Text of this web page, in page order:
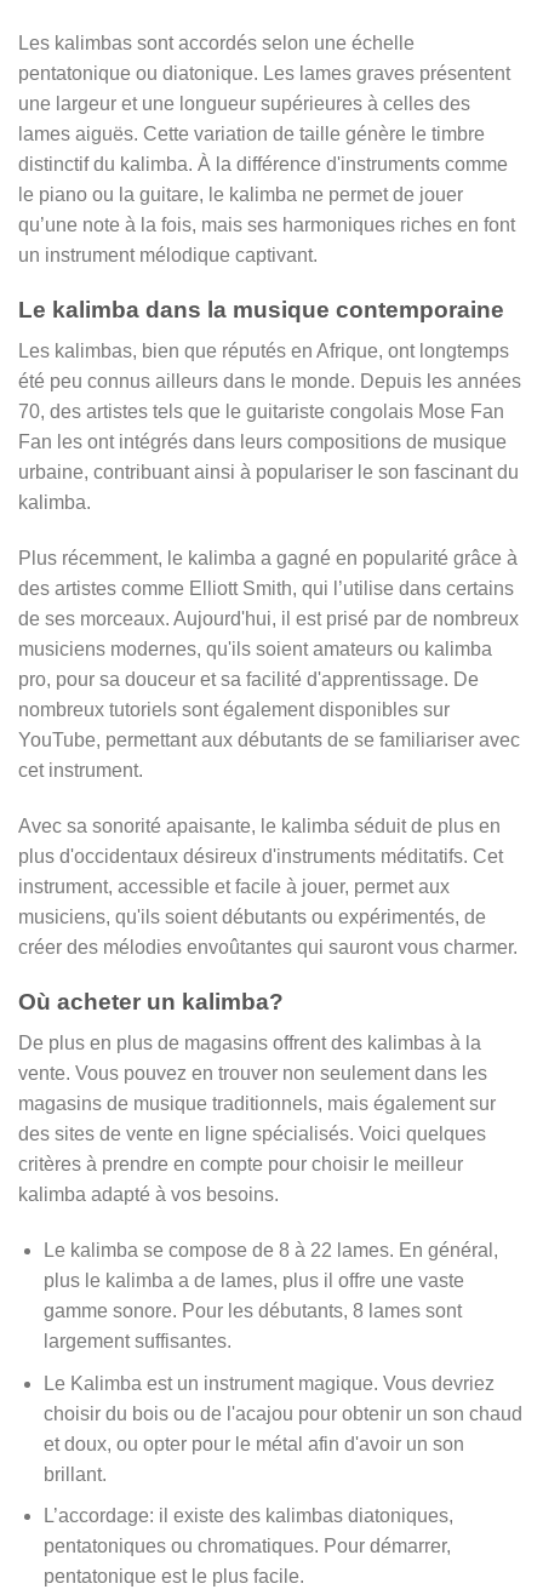
Les kalimbas sont accordés selon une échelle
pentatonique ou diatonique. Les lames graves présentent
une largeur et une longueur supérieures à celles des
lames aiguës. Cette variation de taille génère le timbre
distinctif du kalimba. À la différence d'instruments comme
le piano ou la guitare, le kalimba ne permet de jouer
qu’une note à la fois, mais ses harmoniques riches en font
un instrument mélodique captivant.
Le kalimba dans la musique contemporaine
Les kalimbas, bien que réputés en Afrique, ont longtemps
été peu connus ailleurs dans le monde. Depuis les années
70, des artistes tels que le guitariste congolais Mose Fan
Fan les ont intégrés dans leurs compositions de musique
urbaine, contribuant ainsi à populariser le son fascinant du
kalimba.
Plus récemment, le kalimba a gagné en popularité grâce à
des artistes comme Elliott Smith, qui l’utilise dans certains
de ses morceaux. Aujourd'hui, il est prisé par de nombreux
musiciens modernes, qu'ils soient amateurs ou kalimba
pro, pour sa douceur et sa facilité d'apprentissage. De
nombreux tutoriels sont également disponibles sur
YouTube, permettant aux débutants de se familiariser avec
cet instrument.
Avec sa sonorité apaisante, le kalimba séduit de plus en
plus d'occidentaux désireux d'instruments méditatifs. Cet
instrument, accessible et facile à jouer, permet aux
musiciens, qu'ils soient débutants ou expérimentés, de
créer des mélodies envoûtantes qui sauront vous charmer.
Où acheter un kalimba?
De plus en plus de magasins offrent des kalimbas à la
vente. Vous pouvez en trouver non seulement dans les
magasins de musique traditionnels, mais également sur
des sites de vente en ligne spécialisés. Voici quelques
critères à prendre en compte pour choisir le meilleur
kalimba adapté à vos besoins.
Le kalimba se compose de 8 à 22 lames. En général,
plus le kalimba a de lames, plus il offre une vaste
gamme sonore. Pour les débutants, 8 lames sont
largement suffisantes.
Le Kalimba est un instrument magique. Vous devriez
choisir du bois ou de l'acajou pour obtenir un son chaud
et doux, ou opter pour le métal afin d'avoir un son
brillant.
L’accordage: il existe des kalimbas diatoniques,
pentatoniques ou chromatiques. Pour démarrer,
pentatonique est le plus facile.